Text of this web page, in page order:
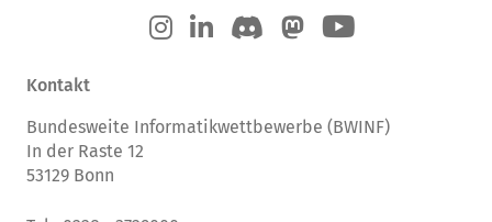
Kontakt
Bundesweite Informatikwettbewerbe (BWINF)
In der Raste 12
53129 Bonn